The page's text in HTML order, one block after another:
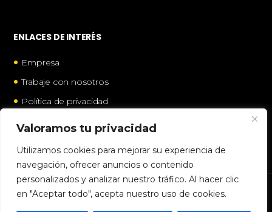
Valoramos tu privacidad
Utilizamos cookies para mejorar su experiencia de
navegación, ofrecer anuncios o contenido
personalizados y analizar nuestro tráfico. Al hacer clic
en "Aceptar todo", acepta nuestro uso de cookies.
ENLACES DE INTERÉS
• Empresa
• Trabaje con nosotros
• Política de privacidad
•